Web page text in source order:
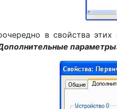
в свойства этих